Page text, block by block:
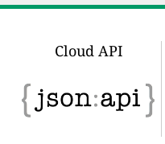
Cloud API